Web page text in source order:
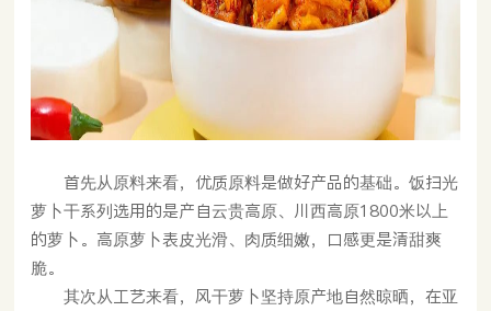
首先从原料来看，优质原料是做好产品的基础。饭扫光
萝卜干系列选用的是产自云贵高原、川西高原1800米以上
的萝卜。高原萝卜表皮光滑、肉质细嫩，口感更是清甜爽
脆。
其次从工艺来看，风干萝卜坚持原产地自然晾晒，在亚